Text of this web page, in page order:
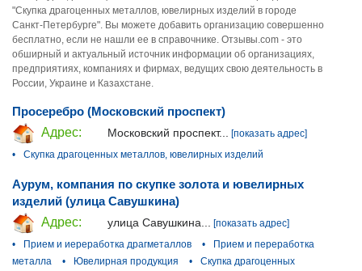
"Скупка драгоценных металлов, ювелирных изделий в городе
Санкт-Петербурге". Вы можете добавить организацию совершенно
бесплатно, если не нашли ее в справочнике. Отзывы.com - это
обширный и актуальный источник информации об организациях,
предприятиях, компаниях и фирмах, ведущих свою деятельность в
России, Украине и Казахстане.
Просеребро (Московский проспект)
Адрес:
Московский проспект...
[показать адрес]
•
Скупка драгоценных металлов, ювелирных изделий
Аурум, компания по скупке золота и ювелирных
изделий (улица Савушкина)
Адрес:
улица Савушкина...
[показать адрес]
•
Прием и иереработка драгметаллов •
Прием и переработка
металла
• Ювелирная продукция •
Скупка драгоценных